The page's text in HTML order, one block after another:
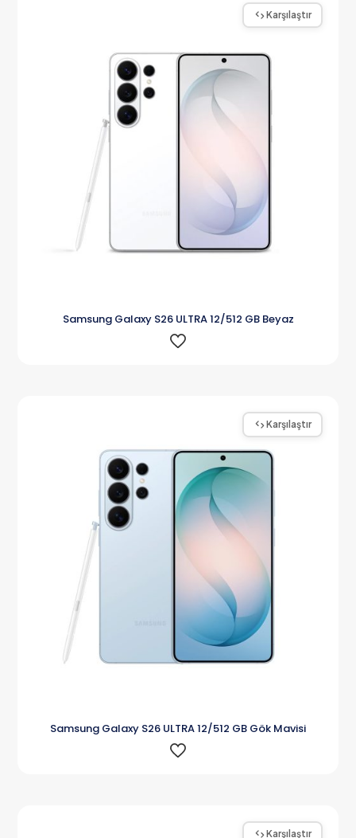
Karşılaştır
Samsung Galaxy S26 ULTRA 12/512 GB Beyaz
Karşılaştır
Samsung Galaxy S26 ULTRA 12/512 GB Gök Mavisi
Karşılaştır